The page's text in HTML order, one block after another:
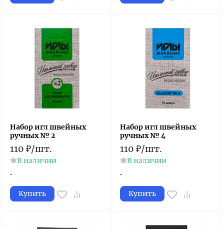
Набор игл швейных
ручных № 2
110 ₽/шт.
В наличии
.
Купить
Набор игл швейных
ручных № 4
110 ₽/шт.
В наличии
.
Купить